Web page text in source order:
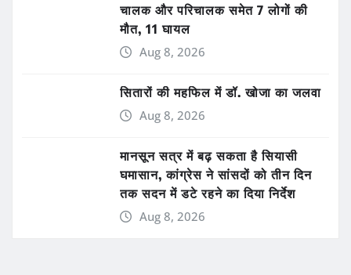
चालक और परिचालक समेत 7 लोगों की
मौत, 11 घायल
Aug 8, 2026
सितारों की महफिल में डॉ. खोजा का जलवा
Aug 8, 2026
मानसून सत्र में बढ़ सकता है सियासी
घमासान, कांग्रेस ने सांसदों को तीन दिन
तक सदन में डटे रहने का दिया निर्देश
Aug 8, 2026